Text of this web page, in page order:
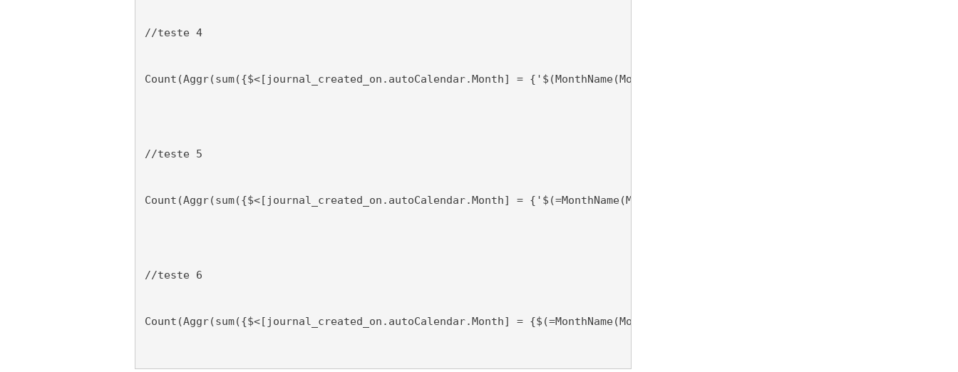
//teste 4
Count(Aggr(sum({$<[journal_created_on.autoCalendar.Month] = {'$(MonthName(Month(Today())- 1))'}>}journal_id),journal_id))
//teste 5
Count(Aggr(sum({$<[journal_created_on.autoCalendar.Month] = {'$(=MonthName(Month(Today())- 1))'}>}journal_id),journal_id))
//teste 6
Count(Aggr(sum({$<[journal_created_on.autoCalendar.Month] = {$(=MonthName(Month(Today())- 1))}>}journal_id),journal_id))